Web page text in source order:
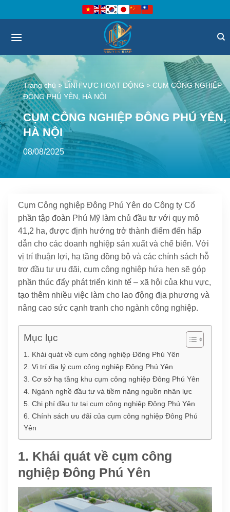
qua
Trang chủ >LĨNH VỰC HOẠT ĐỘNG > CỤM CÔNG NGHIỆP
ĐÔNG PHÚ YÊN, HÀ NỘI
CỤM CÔNG NGHIỆP ĐÔNG PHÚ YÊN,
HÀ NỘI
08/08/2025
Cụm Công nghiệp Đông Phú Yên do Công ty Cổ
phần tập đoàn Phú Mỹ làm chủ đầu tư với quy mô
41,2 ha, được định hướng trở thành điểm đến hấp
dẫn cho các doanh nghiệp sản xuất và chế biến. Với
vị trí thuận lợi, hạ tầng đồng bộ và các chính sách hỗ
trợ đầu tư ưu đãi, cụm công nghiệp hứa hẹn sẽ góp
phần thúc đẩy phát triển kinh tế – xã hội của khu vực,
tạo thêm nhiều việc làm cho lao động địa phương và
nâng cao sức cạnh tranh cho ngành công nghiệp.
Mục lục
1. Khái quát về cụm công nghiệp Đông Phú Yên
2. Vị trí địa lý cụm công nghiệp Đông Phú Yên
3. Cơ sở hạ tầng khu cụm công nghiệp Đông Phú Yên
4. Ngành nghề đầu tư và tiềm năng nguồn nhân lực
5. Chi phí đầu tư tại cụm công nghiệp Đông Phú Yên
6. Chính sách ưu đãi của cụm công nghiệp Đông Phú
Yên
1. Khái quát về cụm công
nghiệp Đông Phú Yên